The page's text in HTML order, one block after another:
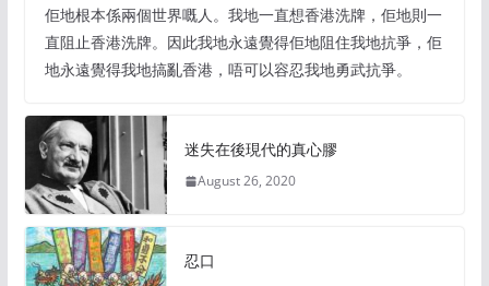
佢地根本係兩個世界嘅人。我地一直想香港洗牌，佢地則一
直阻止香港洗牌。因此我地永遠覺得佢地阻住我地抗爭，佢
地永遠覺得我地搞亂香港，唔可以容忍我地勇武抗爭。
迷失在後現代的真心膠
August 26, 2020
忍口